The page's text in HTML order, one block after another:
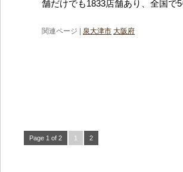
舗だけでも1833店舗あり、全国で
関連ページ | 泉大津市 大阪府
Page 1 of 2 1 2